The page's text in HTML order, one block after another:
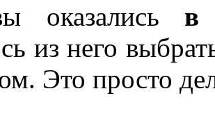
оказались в
из него
Это просто